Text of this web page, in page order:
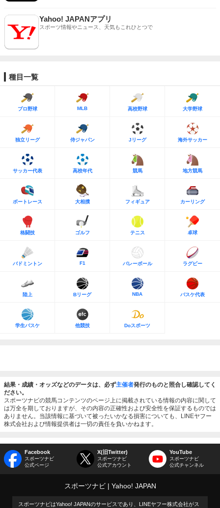
Yahoo! JAPANアプリ
スポーツ情報やニュース、天気もこれひとつで
種目一覧
プロ野球 MLB 高校野球 大学野球
独立リーグ 侍ジャパン Jリーグ 海外サッカー
サッカー代表 高校年代 競馬 地方競馬
ボートレース 大相撲 フィギュア カーリング
格闘技 ゴルフ テニス 卓球
バドミントン F1 バレーボール ラグビー
陸上 Bリーグ NBA バスケ代表
学生バスケ 他競技 Doスポーツ
結果・成績・オッズなどのデータは、必ず主催者発行のものと照合し確認してく
ださい。
スポーツナビの競馬コンテンツのページ上に掲載されている情報の内容に関して
は万全を期しておりますが、その内容の正確性および安全性を保証するものでは
ありません。当該情報に基づいて被ったいかなる損害についても、LINEヤフー
株式会社および情報提供者は一切の責任を負いかねます。
Facebook
スポーツナビ
公式ページ
X(旧Twitter)
スポーツナビ
公式アカウント
YouTube
スポーツナビ
公式チャンネル
スポーツナビ Yahoo! JAPAN
スポーツナビはYahoo! JAPANのサービスであり、LINEヤフー株式会社がス